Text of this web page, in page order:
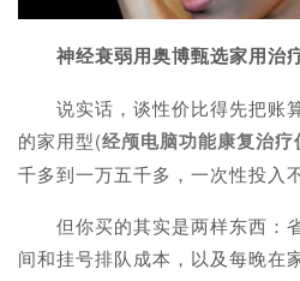
神经衰弱用奥博甄选家用治
说实话，谈性价比得先把账
的家用型(经颅电脑功能康复治疗
千多到一万五千多，一次性投入不
但你买的其实是两样东西：
间和挂号排队成本，以及每晚在